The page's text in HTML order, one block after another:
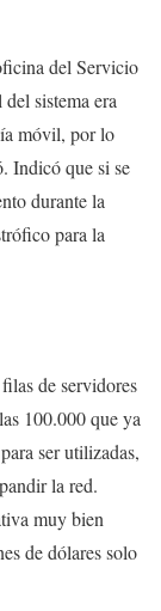
del Servicio
sistema era
móvil, por lo
Indicó que si se
durante la
para la
de servidores
100.000 que ya
ser utilizadas,
la red.
muy bien
de dólares solo